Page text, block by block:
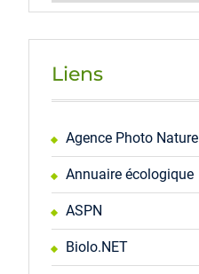
Liens
Agence Photo Nature
Annuaire écologique
ASPN
Biolo.NET